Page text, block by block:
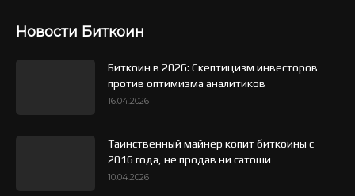
Новости Биткоин
Биткоин в 2026: Скептицизм инвесторов
против оптимизма аналитиков
16.04.2026
Таинственный майнер копит биткоины с
2016 года, не продав ни сатоши
10.04.2026